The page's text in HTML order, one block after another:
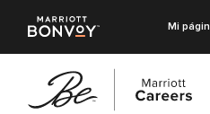
Mi